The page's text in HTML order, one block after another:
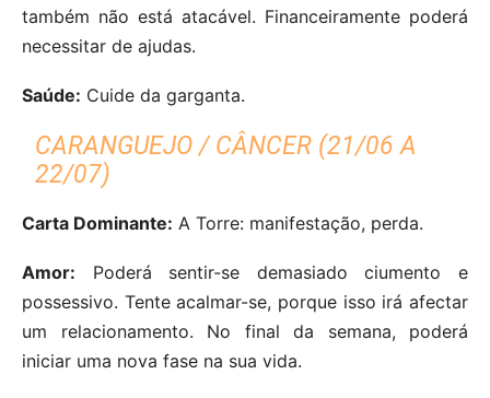
também não está atacável. Financeiramente poderá
necessitar de ajudas.
Saúde: Cuide da garganta.
CARANGUEJO / CÂNCER (21/06 A
22/07)
Carta Dominante: A Torre: manifestação, perda.
Amor: Poderá sentir-se demasiado ciumento e
possessivo. Tente acalmar-se, porque isso irá afectar
um relacionamento. No final da semana, poderá
iniciar uma nova fase na sua vida.